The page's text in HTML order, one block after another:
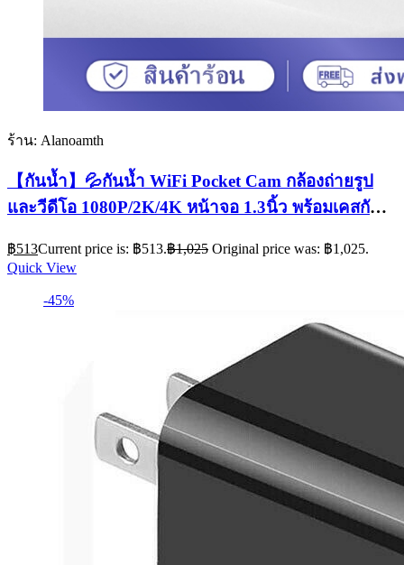
ร้าน: Alanoamth
【กันน้ำ】💦กันน้ำ WiFi Pocket Cam กล้องถ่ายรูป
และวีดีโอ 1080P/2K/4K หน้าจอ 1.3นิ้ว พร้อมเคสกัน
฿513Current price is: ฿513.฿1,025 Original price was: ฿1,025.
Quick View
-45%